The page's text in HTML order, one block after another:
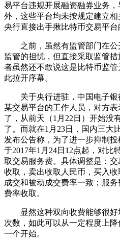
易平台违规开展融资融券业务
外，这些平台均未按规定建立
央行直接出手揪比特币交易平台
之前，虽然有监管部门在公
监管的担忧，但直接采取监管
者虽然还不敢说这是比特币监
此拉开序幕。
关于央行进驻，中国电子银
某交易平台的工作人员，对方
了，从前天（1月22日）开始没
了。而就在1月23日，国内三大
发布公告称，为了进一步抑制投
于2017年1月24日12点起，对比
取交易服务费。具体调整是：
收取，卖出收取人民币，买入
成交和被动成交费率一致；服
费率收取。
显然这种双向收费能够很好
次数，如此可以从一定程度上
一个开始。